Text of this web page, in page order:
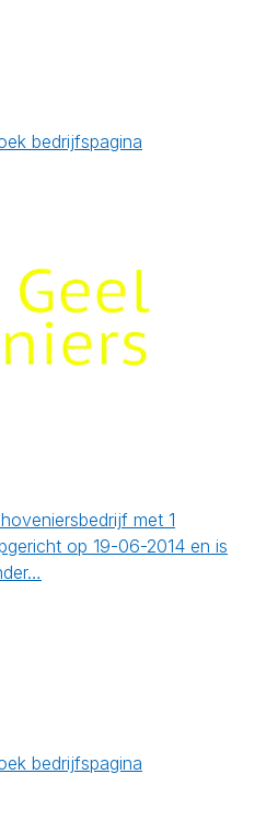
bedrijfspagina
met 1
op 19-06-2014 en is
bedrijfspagina